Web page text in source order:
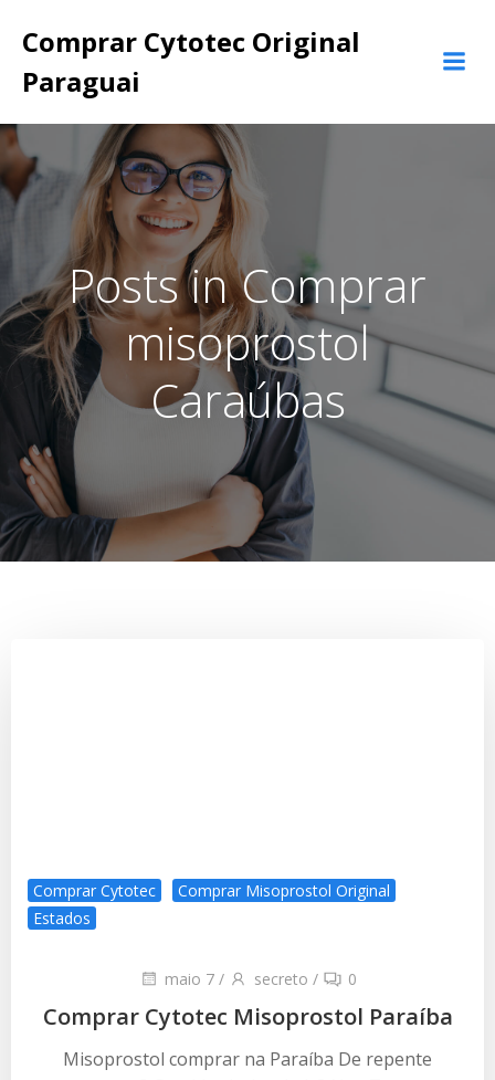
para
Comprar Cytotec Original
Paraguai
Posts in Comprar
misoprostol
Caraúbas
Comprar Cytotec
Comprar Misoprostol Original
Estados
maio 7 / secreto / 0
Comprar Cytotec Misoprostol Paraíba
Misoprostol comprar na Paraíba De repente